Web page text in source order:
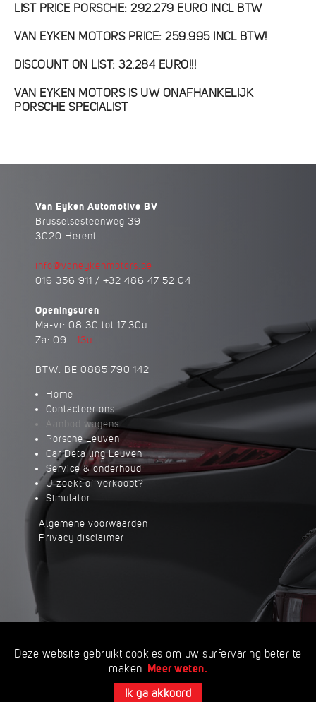
Deze website gebruikt cookies om uw surfervaring beter te
maken. Meer weten.
Ik ga akkoord
LIST PRICE PORSCHE: 292.279 EURO INCL BTW
VAN EYKEN MOTORS PRICE: 259.995 INCL BTW!
DISCOUNT ON LIST: 32.284 EURO!!!
VAN EYKEN MOTORS IS UW ONAFHANKELIJK
PORSCHE SPECIALIST
Van Eyken Automotive BV
Brusselsesteenweg 39
3020 Herent
info@vaneykenmotors.be
016 356 911 / +32 486 47 52 04
Openingsuren
Ma-vr: 08.30 tot 17.30u
Za: 09 - 13u
BTW: BE 0885 790 142
Home
Contacteer ons
Aanbod wagens
Porsche Leuven
Car Detailing Leuven
Service & onderhoud
U zoekt of verkoopt?
Simulator
Algemene voorwaarden
Privacy disclaimer